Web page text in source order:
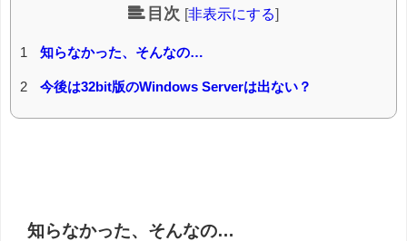
目次 [非表示にする]
1 知らなかった、そんなの…
2 今後は32bit版のWindows Serverは出ない？
知らなかった、そんなの…